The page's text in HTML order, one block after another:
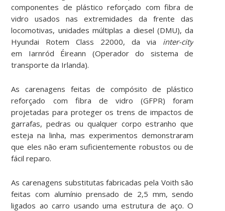
componentes de plástico reforçado com fibra de
vidro usados nas extremidades da frente das
locomotivas, unidades múltiplas a diesel (DMU), da
Hyundai Rotem Class 22000, da via inter-city
em Iarnród Éireann (Operador do sistema de
transporte da Irlanda).
As carenagens feitas de compósito de plástico
reforçado com fibra de vidro (GFPR) foram
projetadas para proteger os trens de impactos de
garrafas, pedras ou qualquer corpo estranho que
esteja na linha, mas experimentos demonstraram
que eles não eram suficientemente robustos ou de
fácil reparo.
As carenagens substitutas fabricadas pela Voith são
feitas com alumínio prensado de 2,5 mm, sendo
ligados ao carro usando uma estrutura de aço. O